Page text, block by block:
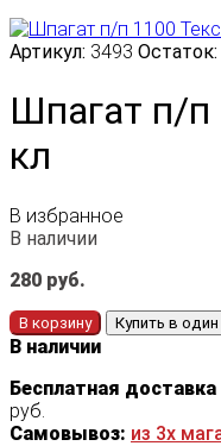
Артикул: 3493 Остаток:
Шпагат п/п
кл
В избранное
В наличии
280 руб.
В корзину Купить в
В наличии
Бесплатная
руб.
Самовывоз: из 3х